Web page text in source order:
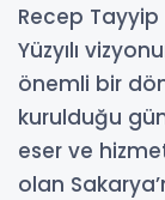
Recep Tayyip
Yüzyılı
önemli bir
kurulduğu
eser ve
olan